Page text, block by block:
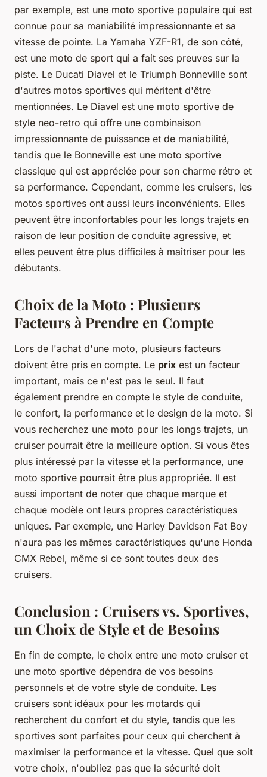
par exemple, est une moto sportive populaire qui est
connue pour sa maniabilité impressionnante et sa
vitesse de pointe. La Yamaha YZF-R1, de son côté,
est une moto de sport qui a fait ses preuves sur la
piste. Le Ducati Diavel et le Triumph Bonneville sont
d'autres motos sportives qui méritent d'être
mentionnées. Le Diavel est une moto sportive de
style neo-retro qui offre une combinaison
impressionnante de puissance et de maniabilité,
tandis que le Bonneville est une moto sportive
classique qui est appréciée pour son charme rétro et
sa performance. Cependant, comme les cruisers, les
motos sportives ont aussi leurs inconvénients. Elles
peuvent être inconfortables pour les longs trajets en
raison de leur position de conduite agressive, et
elles peuvent être plus difficiles à maîtriser pour les
débutants.
Choix de la Moto : Plusieurs
Facteurs à Prendre en Compte
Lors de l'achat d'une moto, plusieurs facteurs
doivent être pris en compte. Le prix est un facteur
important, mais ce n'est pas le seul. Il faut
également prendre en compte le style de conduite,
le confort, la performance et le design de la moto. Si
vous recherchez une moto pour les longs trajets, un
cruiser pourrait être la meilleure option. Si vous êtes
plus intéressé par la vitesse et la performance, une
moto sportive pourrait être plus appropriée. Il est
aussi important de noter que chaque marque et
chaque modèle ont leurs propres caractéristiques
uniques. Par exemple, une Harley Davidson Fat Boy
n'aura pas les mêmes caractéristiques qu'une Honda
CMX Rebel, même si ce sont toutes deux des
cruisers.
Conclusion : Cruisers vs. Sportives,
un Choix de Style et de Besoins
En fin de compte, le choix entre une moto cruiser et
une moto sportive dépendra de vos besoins
personnels et de votre style de conduite. Les
cruisers sont idéaux pour les motards qui
recherchent du confort et du style, tandis que les
sportives sont parfaites pour ceux qui cherchent à
maximiser la performance et la vitesse. Quel que soit
votre choix, n'oubliez pas que la sécurité doit